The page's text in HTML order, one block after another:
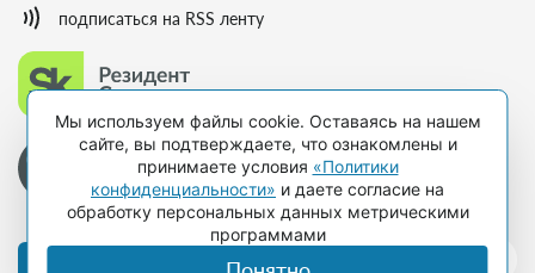
подписаться на RSS ленту
Мы используем файлы cookie. Оставаясь на нашем
сайте, вы подтверждаете, что ознакомлены и
принимаете условия «Политики
конфиденциальности» и даете согласие на
обработку персональных данных метрическими
программами